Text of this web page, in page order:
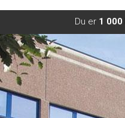
Du er 1 000